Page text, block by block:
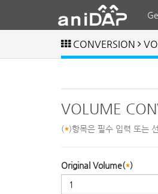
CONVERSION
VOLUME
(*)항목은 필수 입력 또는
Original Volume(*)